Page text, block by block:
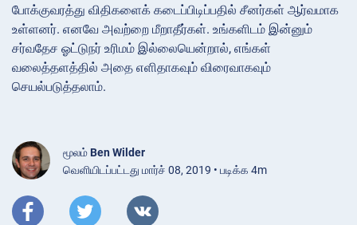
போக்குவரத்து விதிகளைக் கடைப்பிடிப்பதில் சீனர்கள் ஆர்வமாக
உள்ளனர். எனவே அவற்றை மீறாதீர்கள். உங்களிடம் இன்னும்
சர்வதேச ஓட்டுநர் உரிமம் இல்லையென்றால், எங்கள்
வலைத்தளத்தில் அதை எளிதாகவும் விரைவாகவும்
செயல்படுத்தலாம்.
மூலம் Ben Wilder
வெளியிடப்பட்டது மார்ச் 08, 2019 • படிக்க 4m